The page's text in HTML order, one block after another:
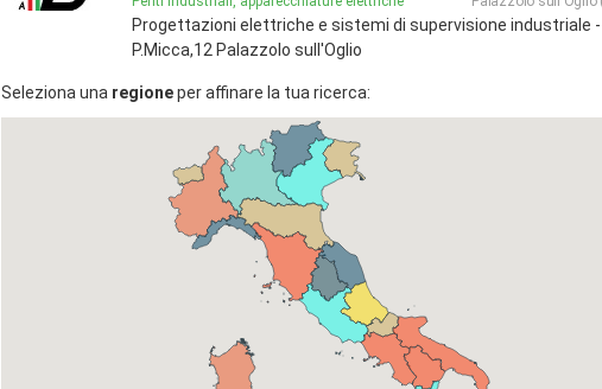
Progettazioni elettriche e sistemi di supervisione industriale -
P.Micca,12 Palazzolo sull'Oglio
Seleziona una regioneper affinare la tua ricerca: